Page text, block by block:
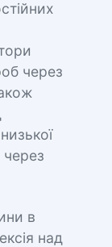
через
в
над